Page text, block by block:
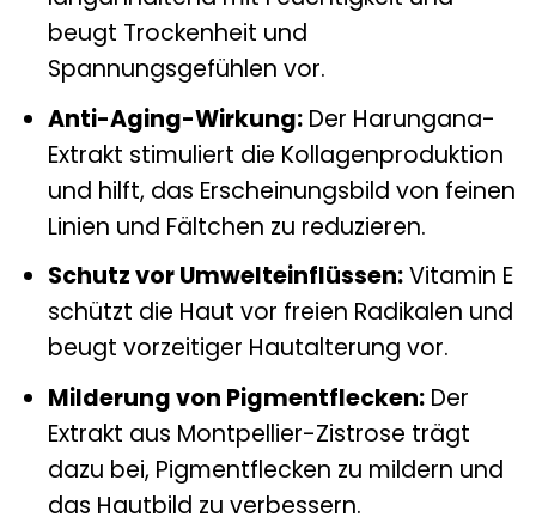
beugt Trockenheit und
Spannungsgefühlen vor.
Anti-Aging-Wirkung:Der Harungana-
Extrakt stimuliert die Kollagenproduktion
und hilft, das Erscheinungsbild von feinen
Linien und Fältchen zu reduzieren.
Schutz vor Umwelteinflüssen:Vitamin E
schützt die Haut vor freien Radikalen und
beugt vorzeitiger Hautalterung vor.
Milderung von Pigmentflecken:Der
Extrakt aus Montpellier-Zistrose trägt
dazu bei, Pigmentflecken zu mildern und
das Hautbild zu verbessern.